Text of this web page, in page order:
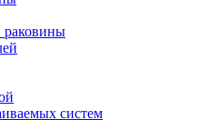
систем